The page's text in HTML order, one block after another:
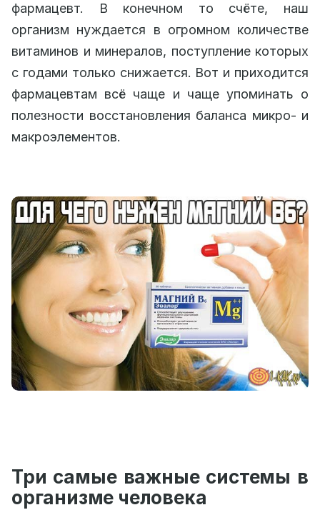
фармацевт. В конечном то счёте, наш
организм нуждается в огромном количестве
витаминов и минералов, поступление которых
с годами только снижается. Вот и приходится
фармацевтам всё чаще и чаще упоминать о
полезности восстановления баланса микро- и
макроэлементов.
Три самые важные системы в
организме человека